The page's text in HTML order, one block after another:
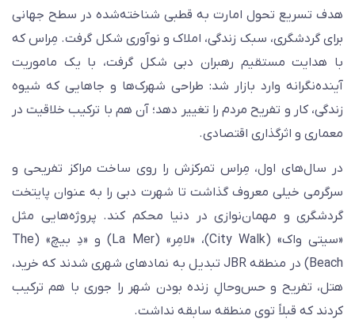
تسریع تحول امارت به قطبی شناخته‌شده در سطح جهانی
گردشگری، سبک زندگی، املاک و نوآوری شکل گرفت. مِراس که
هدایت مستقیم رهبران دبی شکل گرفت، با یک ماموریت
وارد بازار شد: طراحی شهرک‌ها و جاهایی که شیوه
کار و تفریح مردم را تغییر دهد؛ آن هم با ترکیب خلاقیت در
و اثرگذاری اقتصادی.
سال‌های اول، مِراس تمرکزش را روی ساخت مراکز تفریحی و
خیلی معروف گذاشت تا شهرت دبی را به عنوان پایتخت
و مهمان‌نوازی در دنیا محکم کند. پروژه‌هایی مثل
«سیتی واک» (City Walk)، «لامِر» (La Mer) و «دِ بیچ» (The
Beach) در منطقه JBR تبدیل به نمادهای شهری شدند که خرید،
تفریح و حس‌وحالِ زنده بودن شهر را جوری با هم ترکیب
که قبلاً توی منطقه سابقه نداشت.